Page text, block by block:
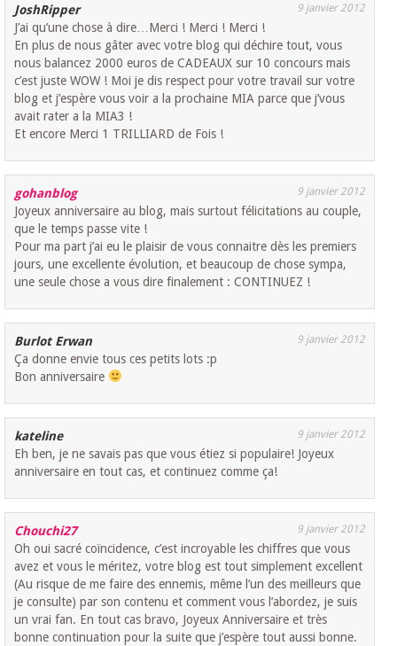
JoshRipper 9 janvier 2012
J’ai qu’une chose à dire…Merci ! Merci ! Merci !
En plus de nous gâter avec votre blog qui déchire tout, vous
nous balancez 2000 euros de CADEAUX sur 10 concours mais
c’est juste WOW ! Moi je dis respect pour votre travail sur votre
blog et j’espère vous voir a la prochaine MIA parce que j’vous
avait rater a la MIA3 !
Et encore Merci 1 TRILLIARD de Fois !
gohanblog 9 janvier 2012
Joyeux anniversaire au blog, mais surtout félicitations au couple,
que le temps passe vite !
Pour ma part j’ai eu le plaisir de vous connaitre dès les premiers
jours, une excellente évolution, et beaucoup de chose sympa,
une seule chose a vous dire finalement : CONTINUEZ !
Burlot Erwan 9 janvier 2012
Ça donne envie tous ces petits lots :p
Bon anniversaire
kateline 9 janvier 2012
Eh ben, je ne savais pas que vous étiez si populaire! Joyeux
anniversaire en tout cas, et continuez comme ça!
Chouchi27 9 janvier 2012
Oh oui sacré coïncidence, c’est incroyable les chiffres que vous
avez et vous le méritez, votre blog est tout simplement excellent
(Au risque de me faire des ennemis, même l’un des meilleurs que
je consulte) par son contenu et comment vous l’abordez, je suis
un vrai fan. En tout cas bravo, Joyeux Anniversaire et très
bonne continuation pour la suite que j’espère tout aussi bonne.